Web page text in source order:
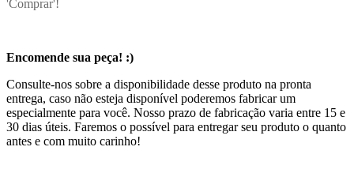
'Comprar'!
Encomende sua peça! :)
Consulte-nos sobre a disponibilidade desse produto na pronta
entrega, caso não esteja disponível poderemos fabricar um
especialmente para você. Nosso prazo de fabricação varia entre 15 e
30 dias úteis. Faremos o possível para entregar seu produto o quanto
antes e com muito carinho!